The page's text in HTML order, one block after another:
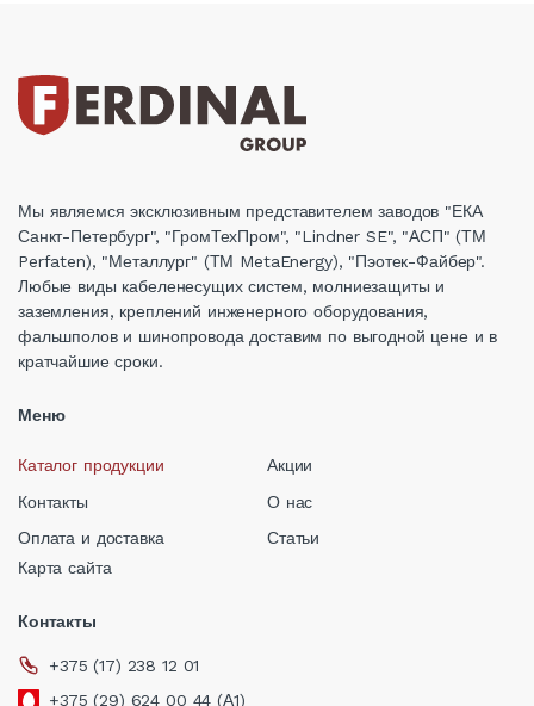
Мы являемся эксклюзивным представителем заводов "ЕКА
Санкт-Петербург", "ГромТехПром", "Lindner SE", "АСП" (ТМ
Perfaten), "Металлург" (ТМ MetaEnergy), "Пэотек-Файбер".
Любые виды кабеленесущих систем, молниезащиты и
заземления, креплений инженерного оборудования,
фальшполов и шинопровода доставим по выгодной цене и в
кратчайшие сроки.
Меню
Каталог продукции
Акции
Контакты
О нас
Оплата и доставка
Статьи
Карта сайта
Контакты
+375 (17) 238 12 01
+375 (29) 624 00 44 (А1)